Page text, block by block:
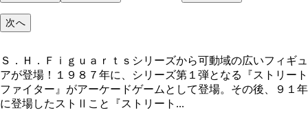
次へ
Ｓ．Ｈ．Ｆｉｇｕａｒｔｓシリーズから可動域の広いフィギュ
アが登場！１９８７年に、シリーズ第１弾となる『ストリート
ファイター』がアーケードゲームとして登場。その後、９１年
に登場したストⅡこと『ストリート...